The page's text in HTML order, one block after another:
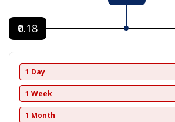
₹0.18
1 Day
1 Week
1 Month